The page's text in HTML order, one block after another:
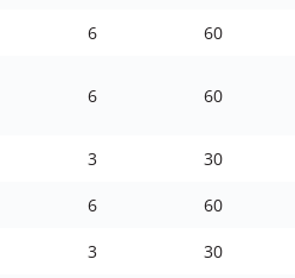
6 60
6 60
3 30
6 60
3 30